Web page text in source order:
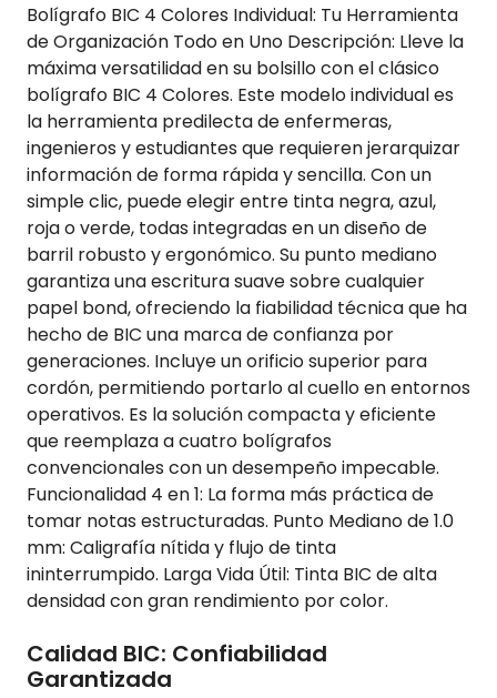
Bolígrafo BIC 4 Colores Individual: Tu Herramienta
de Organización Todo en Uno Descripción: Lleve la
máxima versatilidad en su bolsillo con el clásico
bolígrafo BIC 4 Colores. Este modelo individual es
la herramienta predilecta de enfermeras,
ingenieros y estudiantes que requieren jerarquizar
información de forma rápida y sencilla. Con un
simple clic, puede elegir entre tinta negra, azul,
roja o verde, todas integradas en un diseño de
barril robusto y ergonómico. Su punto mediano
garantiza una escritura suave sobre cualquier
papel bond, ofreciendo la fiabilidad técnica que ha
hecho de BIC una marca de confianza por
generaciones. Incluye un orificio superior para
cordón, permitiendo portarlo al cuello en entornos
operativos. Es la solución compacta y eficiente
que reemplaza a cuatro bolígrafos
convencionales con un desempeño impecable.
Funcionalidad 4 en 1: La forma más práctica de
tomar notas estructuradas. Punto Mediano de 1.0
mm: Caligrafía nítida y flujo de tinta
ininterrumpido. Larga Vida Útil: Tinta BIC de alta
densidad con gran rendimiento por color.
Calidad BIC: Confiabilidad
Garantizada